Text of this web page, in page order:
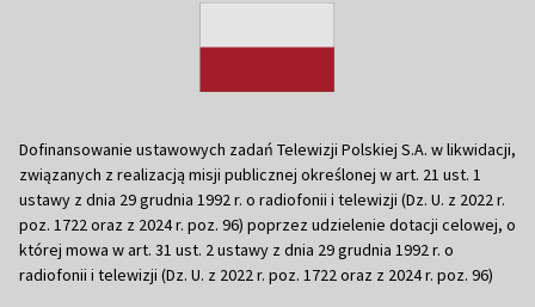
Dofinansowanie ustawowych zadań Telewizji Polskiej S.A. w likwidacji,
związanych z realizacją misji publicznej określonej w art. 21 ust. 1
ustawy z dnia 29 grudnia 1992 r. o radiofonii i telewizji (Dz. U. z 2022 r.
poz. 1722 oraz z 2024 r. poz. 96) poprzez udzielenie dotacji celowej, o
której mowa w art. 31 ust. 2 ustawy z dnia 29 grudnia 1992 r. o
radiofonii i telewizji (Dz. U. z 2022 r. poz. 1722 oraz z 2024 r. poz. 96)